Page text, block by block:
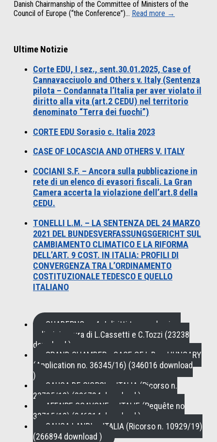
Danish Chairmanship of the Committee of Ministers of the
Council of Europe (“the Conference”)... Read more →
Ultime Notizie
Corte EDU, I sez., sent.30.01.2025, Case of
Cannavacciuolo and Others v. Italy (Sentenza
pilota – Condannata l’Italia per aver violato il
diritto alla vita (art.2 CEDU) nel territorio
denominato “Terra dei fuochi”)
CORTE EDU Sorasio c. Italia 2023
CASE OF LOCASCIA AND OTHERS V. ITALY
COCIANI S.F. – Ancora sulla pubblicazione in
rete di un elenco di evasori fiscali. La Gran
Camera accerta la violazione dell’art.8 della
CEDU.
TONELLI L.M. – LA SENTENZA DEL 24 MARZO
2021 DEL BUNDESVERFASSUNGSGERICHT SUL
CAMBIAMENTO CLIMATICO E LA RIFORMA
DELL’ART. 9 COST. IN ITALIA: PROFILI DI
CONVERGENZA TRA L’ORDINAMENTO
COSTITUZIONALE TEDESCO E QUELLO
ITALIANO
QUADERNO n. 4 , I diritti tra pandemia e
policrisi a cura di L.Cassetti e C.Tozzi (23238
download )
GRAND CHAMBER - CASE OF L.B. v. HUNGARY
(Application no. 36345/16) (346016 download
)
CAUSA DE GIORGI c. ITALIA (Ricorso n.
23735/19) (296724 download )
AFFAIRE SCAVONE c. ITALIE (Requête no
32715/19) (346914 download )
CAUSA LANDI c. ITALIA (Ricorso n. 10929/19)
(266894 download )